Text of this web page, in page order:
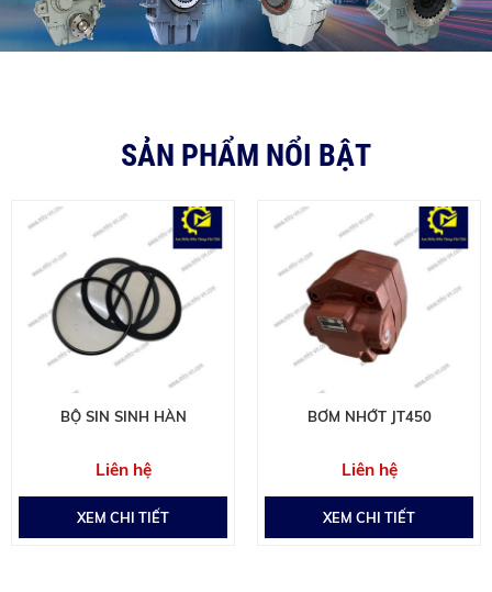
SẢN PHẨM NỔI BẬT
BỘ SIN SINH HÀN
Liên hệ
XEM CHI TIẾT
BƠM NHỚT JT450
Liên hệ
XEM CHI TIẾT